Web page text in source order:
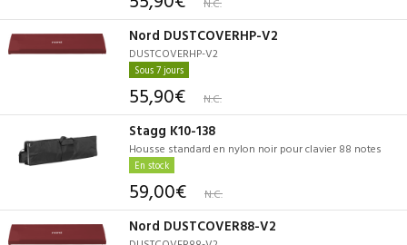
Nord DUSTCOVERHP-V2
DUSTCOVERHP-V2
Sous 7 jours
55,90€ N.C.
Stagg K10-138
Housse standard en nylon noir pour clavier 88 notes
En stock
59,00€ N.C.
Nord DUSTCOVER88-V2